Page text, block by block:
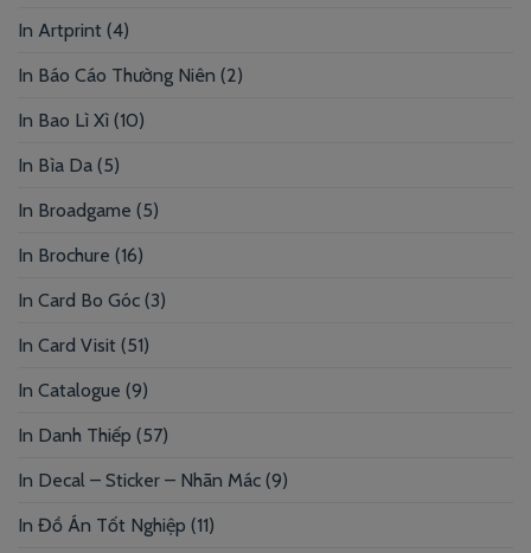
In Artprint (4)
In Báo Cáo Thường Niên (2)
In Bao Lì Xì (10)
In Bìa Da (5)
In Broadgame (5)
In Brochure (16)
In Card Bo Góc (3)
In Card Visit (51)
In Catalogue (9)
In Danh Thiếp (57)
In Decal – Sticker – Nhãn Mác (9)
In Đồ Án Tốt Nghiệp (11)